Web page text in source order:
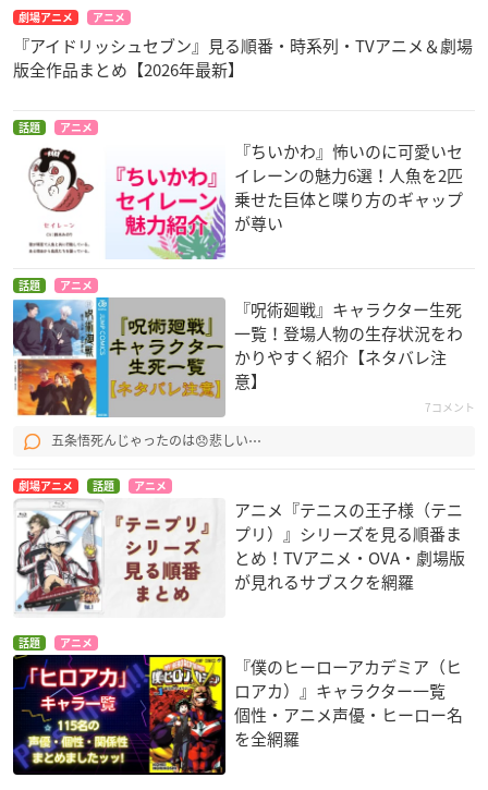
劇場アニメ アニメ
『アイドリッシュセブン』見る順番・時系列・TVアニメ＆劇場
版全作品まとめ【2026年最新】
話題 アニメ
『ちいかわ』怖いのに可愛いセ
イレーンの魅力6選！人魚を2匹
乗せた巨体と喋り方のギャップ
が尊い
話題 アニメ
『呪術廻戦』キャラクター生死
一覧！登場人物の生存状況をわ
かりやすく紹介【ネタバレ注
意】
7コメント
五条悟死んじゃったのは😞悲しい⋯
劇場アニメ 話題 アニメ
アニメ『テニスの王子様（テニ
プリ）』シリーズを見る順番ま
とめ！TVアニメ・OVA・劇場版
が見れるサブスクを網羅
話題 アニメ
『僕のヒーローアカデミア（ヒ
ロアカ）』キャラクター一覧
個性・アニメ声優・ヒーロー名
を全網羅